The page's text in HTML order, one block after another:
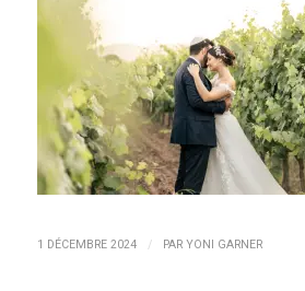
1 DÉCEMBRE 2024 / PAR YONI GARNER